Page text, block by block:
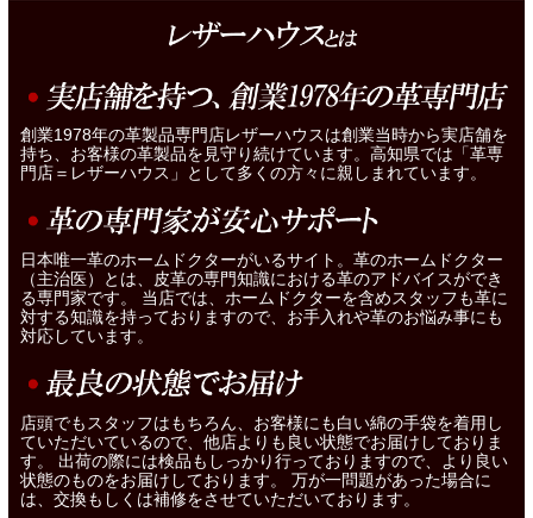
創業1978年の革製品専門店レザーハウスは創業当時から実店舗を
持ち、お客様の革製品を見守り続けています。高知県では「革専
門店＝レザーハウス」として多くの方々に親しまれています。
日本唯一革のホームドクターがいるサイト。革のホームドクター
（主治医）とは、皮革の専門知識における革のアドバイスができ
る専門家です。 当店では、ホームドクターを含めスタッフも革に
対する知識を持っておりますので、お手入れや革のお悩み事にも
対応しています。
店頭でもスタッフはもちろん、お客様にも白い綿の手袋を着用し
ていただいているので、他店よりも良い状態でお届けしておりま
す。 出荷の際には検品もしっかり行っておりますので、より良い
状態のものをお届けしております。 万が一問題があった場合に
は、交換もしくは補修をさせていただいております。